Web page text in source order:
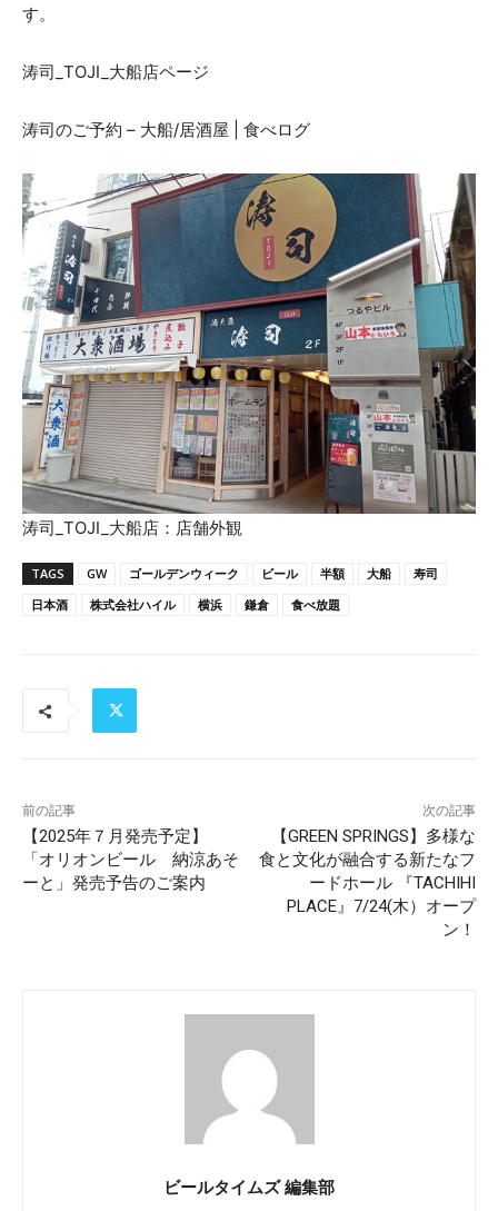
す。
涛司_TOJI_大船店ページ
涛司のご予約 – 大船/居酒屋 | 食べログ
涛司_TOJI_大船店：店舗外観
TAGS GW ゴールデンウィーク ビール 半額 大船
寿司
日本酒
株式会社ハイル 横浜 鎌倉 食べ放題
前の記事
【2025年７月発売予定】
「オリオンビール 納涼あそ
ーと」発売予告のご案内
次の記事
【GREEN SPRINGS】多様な
食と文化が融合する新たなフ
ードホール 『TACHIHI
PLACE』7/24(木）オープ
ン！
ビールタイムズ 編集部